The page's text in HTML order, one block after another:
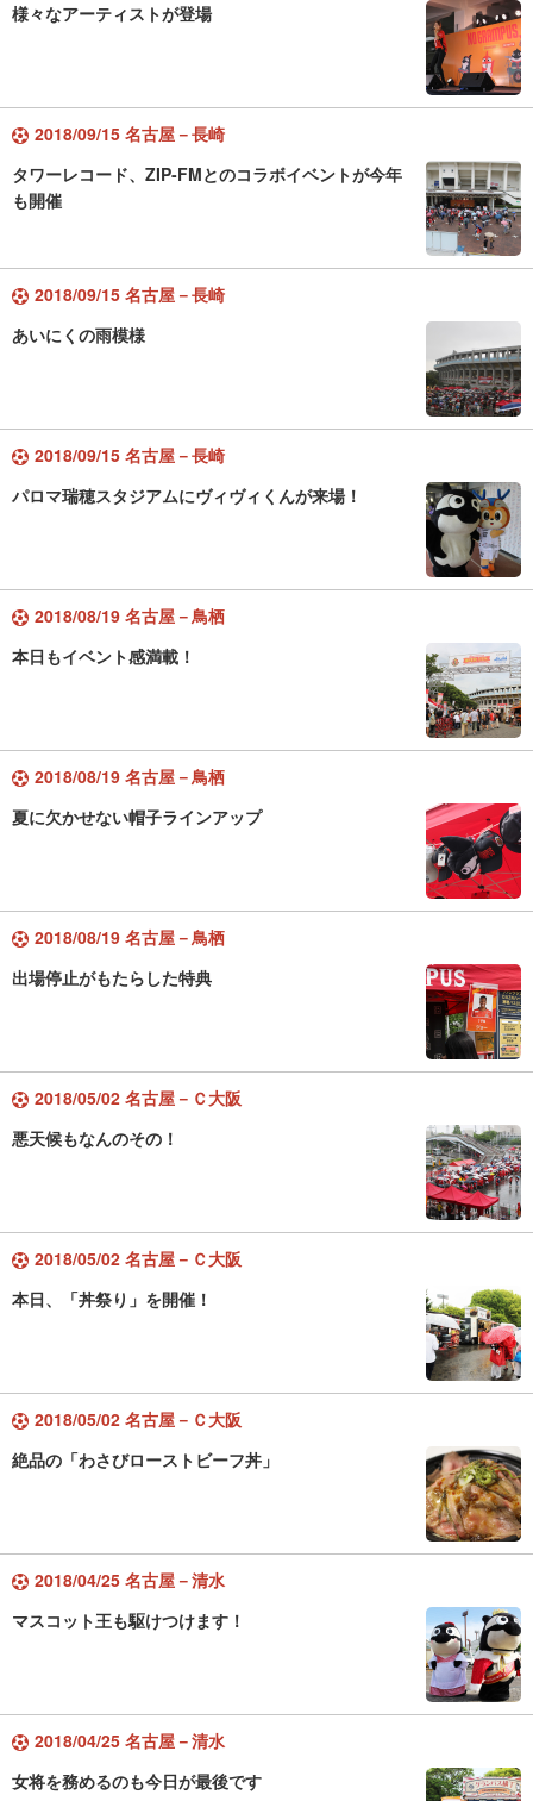
様々なアーティストが登場
2018/09/15 名古屋－長崎
タワーレコード、ZIP-FMとのコラボイベントが今年
も開催
2018/09/15 名古屋－長崎
あいにくの雨模様
2018/09/15 名古屋－長崎
パロマ瑞穂スタジアムにヴィヴィくんが来場！
2018/08/19 名古屋－鳥栖
本日もイベント感満載！
2018/08/19 名古屋－鳥栖
夏に欠かせない帽子ラインアップ
2018/08/19 名古屋－鳥栖
出場停止がもたらした特典
2018/05/02 名古屋－Ｃ大阪
悪天候もなんのその！
2018/05/02 名古屋－Ｃ大阪
本日、「丼祭り」を開催！
2018/05/02 名古屋－Ｃ大阪
絶品の「わさびローストビーフ丼」
2018/04/25 名古屋－清水
マスコット王も駆けつけます！
2018/04/25 名古屋－清水
女将を務めるのも今日が最後です